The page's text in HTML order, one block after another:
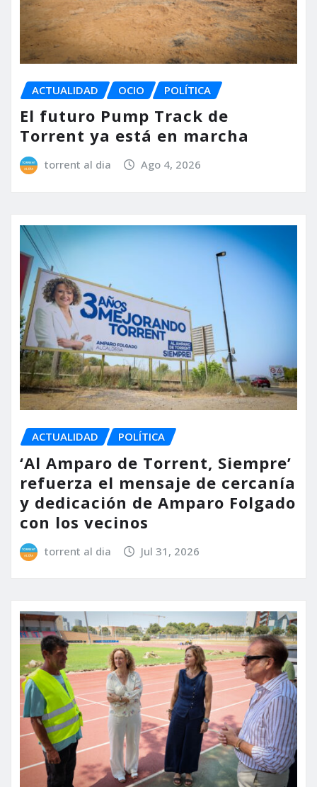
ACTUALIDAD OCIO POLÍTICA
El futuro Pump Track de
Torrent ya está en marcha
torrent al dia Ago 4, 2026
ACTUALIDAD POLÍTICA
‘Al Amparo de Torrent, Siempre’
refuerza el mensaje de cercanía
y dedicación de Amparo Folgado
con los vecinos
torrent al dia Jul 31, 2026